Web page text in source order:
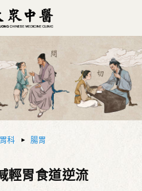
科 腸胃
輕胃食道逆流